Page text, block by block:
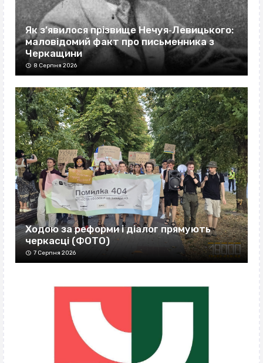
Як з’явилося прізвище Нечуя‐Левицького:
маловідомий факт про письменника з
Черкащини
8 Серпня 2026
Ходою за реформи і діалог прямують
черкасці (ФОТО)
7 Серпня 2026